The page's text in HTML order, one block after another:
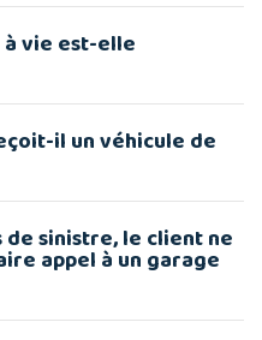
vie est-elle
il un véhicule de
de sinistre, le client ne
appel à un garage